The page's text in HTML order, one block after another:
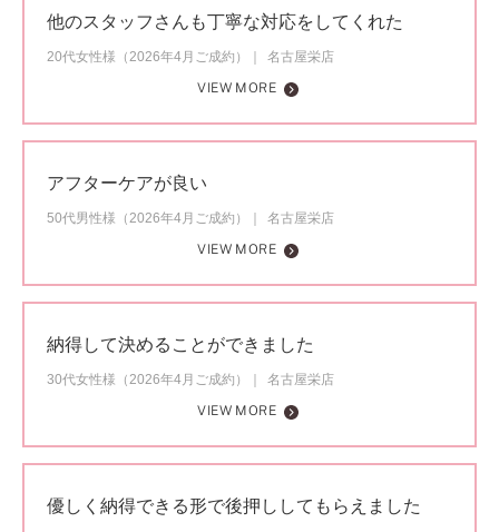
他のスタッフさんも丁寧な対応をしてくれた
20代女性様（2026年4月ご成約）
名古屋栄店
VIEW MORE
アフターケアが良い
50代男性様（2026年4月ご成約）
名古屋栄店
VIEW MORE
納得して決めることができました
30代女性様（2026年4月ご成約）
名古屋栄店
VIEW MORE
優しく納得できる形で後押ししてもらえました